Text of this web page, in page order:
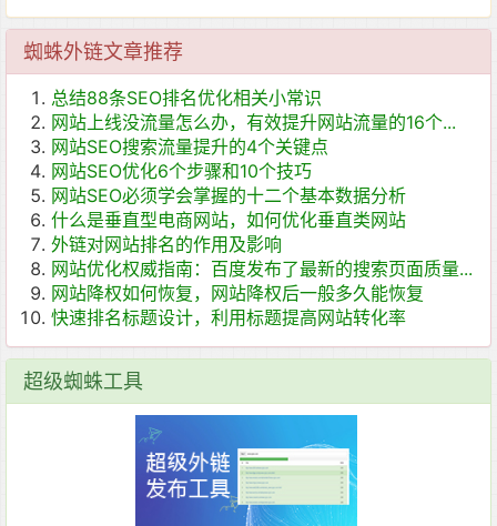
蜘蛛外链文章推荐
总结88条SEO排名优化相关小常识
网站上线没流量怎么办，有效提升网站流量的16个...
网站SEO搜索流量提升的4个关键点
网站SEO优化6个步骤和10个技巧
网站SEO必须学会掌握的十二个基本数据分析
什么是垂直型电商网站，如何优化垂直类网站
外链对网站排名的作用及影响
网站优化权威指南：百度发布了最新的搜索页面质量...
网站降权如何恢复，网站降权后一般多久能恢复
快速排名标题设计，利用标题提高网站转化率
超级蜘蛛工具